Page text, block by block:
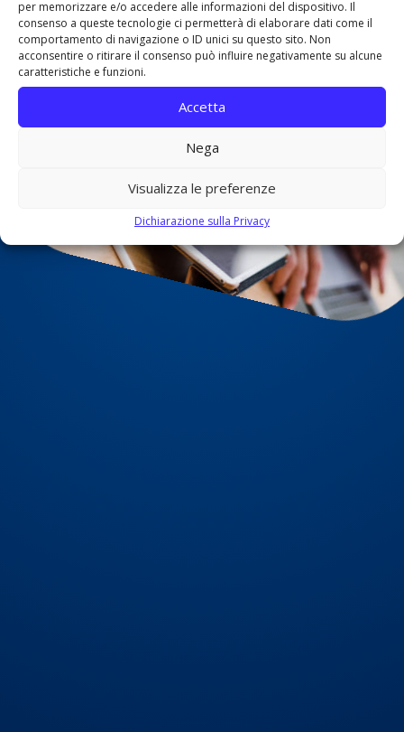
per memorizzare e/o accedere alle informazioni del dispositivo. Il
consenso a queste tecnologie ci permetterà di elaborare dati come il
comportamento di navigazione o ID unici su questo sito. Non
acconsentire o ritirare il consenso può influire negativamente su alcune
caratteristiche e funzioni.
Accetta
Nega
Visualizza le preferenze
Dichiarazione sulla Privacy
con l’obiettivo di offrire un servizio MSP completo: dalla gestione della
rete alla cybersecurity, con un unico referente.